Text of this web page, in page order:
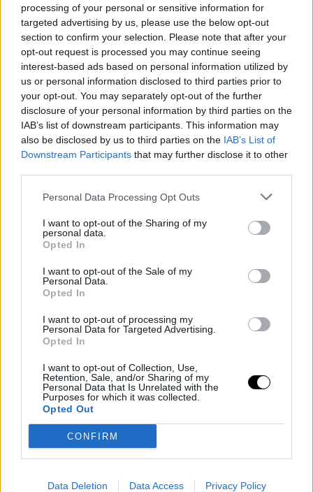
processing of your personal or sensitive information for
targeted advertising by us, please use the below opt-out
section to confirm your selection. Please note that after your
opt-out request is processed you may continue seeing
interest-based ads based on personal information utilized by
us or personal information disclosed to third parties prior to
your opt-out. You may separately opt-out of the further
disclosure of your personal information by third parties on the
IAB’s list of downstream participants. This information may
also be disclosed by us to third parties on the IAB’s List of
Downstream Participants that may further disclose it to other
Personal Data Processing Opt Outs
I want to opt-out of the Sharing of my
personal data.
Opted In
I want to opt-out of the Sale of my
Personal Data.
Opted In
I want to opt-out of processing my
Personal Data for Targeted Advertising.
Opted In
I want to opt-out of Collection, Use,
Retention, Sale, and/or Sharing of my
Personal Data that Is Unrelated with the
Purposes for which it was collected.
Opted Out
CONFIRM
Data Deletion Data Access Privacy Policy
aspecto porque sé que mis compañeros siempre me
seguirán. Mejores decisiones fuera de la pista y más
concentrado dentro de ella".